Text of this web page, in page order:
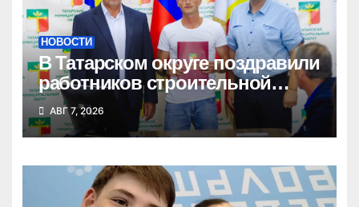
НОВОСТИ
В Татарском округе поздравили
работников строительной
отрасли
АВГ 7, 2026